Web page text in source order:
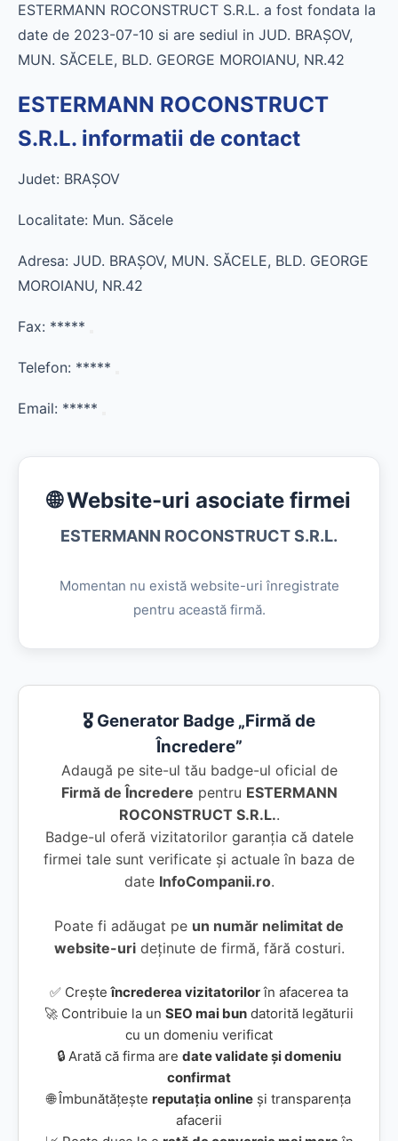
ESTERMANN ROCONSTRUCT S.R.L. a fost fondata la
date de 2023-07-10 si are sediul in JUD. BRAŞOV,
MUN. SĂCELE, BLD. GEORGE MOROIANU, NR.42
ESTERMANN ROCONSTRUCT
S.R.L. informatii de contact
Judet: BRAŞOV
Localitate: Mun. Săcele
Adresa: JUD. BRAŞOV, MUN. SĂCELE, BLD. GEORGE
MOROIANU, NR.42
Fax: *****
Telefon: *****
Email: *****
🌐 Website-uri asociate firmei
ESTERMANN ROCONSTRUCT S.R.L.
Momentan nu există website-uri înregistrate
pentru această firmă.
🎖️ Generator Badge „Firmă de
Încredere”
Adaugă pe site-ul tău badge-ul oficial de
Firmă de Încredere pentru ESTERMANN
ROCONSTRUCT S.R.L..
Badge-ul oferă vizitatorilor garanția că datele
firmei tale sunt verificate și actuale în baza de
date InfoCompanii.ro.
Poate fi adăugat pe un număr nelimitat de
website-urideținute de firmă, fără costuri.
✅ Creșteîncrederea vizitatorilorîn afacerea ta
🚀 Contribuie la un SEO mai bun datorită legăturii
cu un domeniu verificat
🔒 Arată că firma are date validate și domeniu
confirmat
🌐 Îmbunătățește reputația online și transparența
afacerii